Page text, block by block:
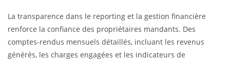
La transparence dans le reporting et la gestion financière
renforce la confiance des propriétaires mandants. Des
comptes-rendus mensuels détaillés, incluant les revenus
générés, les charges engagées et les indicateurs de